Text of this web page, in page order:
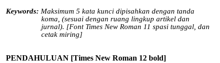
Keywords: Maksimum 5 kata kunci dipisahkan dengan tanda
koma, (sesuai dengan ruang lingkup artikel dan
jurnal). [Font Times New Roman 11 spasi tunggal, dan
cetak miring]
PENDAHULUAN [Times New Roman 12 bold]